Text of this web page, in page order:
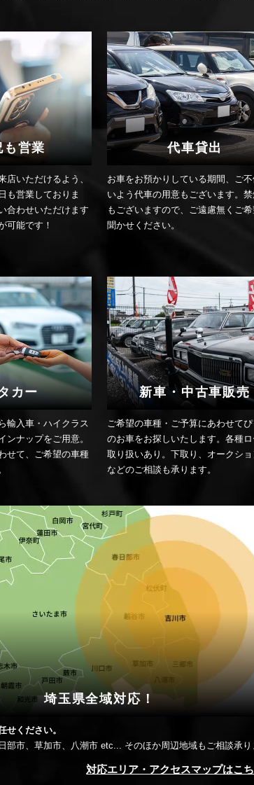
も営業
店いただけるよう、
も営業しておりま
合わせいただけます
可能です！
代車貸出
お車をお預かりしている期間、ご
いよう代車の用意もございます。
もございますので、ご遠慮無くご
聞かせください。
カー
輸入車・ハイクラス
ンナップをご用意。
せて、ご希望の車種
新車・中古車販売
ご希望の車種・ご予算にあわせてぴ
のお車をお探しいたします。各種
取り扱いあり。下取り、オークシ
などのご相談も承ります。
埼玉県全域対応！
せください。
部市、草加市、八潮市 etc... そのほか周辺地域もご相談承り
対応エリア・アクセスマップはこ